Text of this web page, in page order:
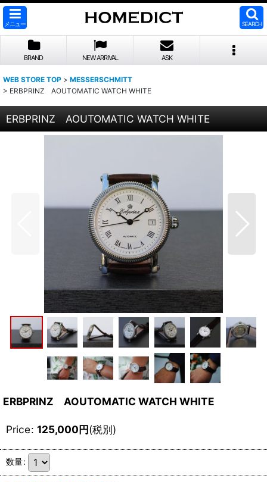
メニュー SEARCH
BRAND NEW ARRIVAL ASK
WEB STORE TOP > MESSERSCHMITT
> ERBPRINZ AOUTOMATIC WATCH WHITE
ERBPRINZ AOUTOMATIC WATCH WHITE
ERBPRINZ AOUTOMATIC WATCH WHITE
Price: 125,000円(税別)
数量: